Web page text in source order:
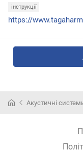
інструкції
Акустичні